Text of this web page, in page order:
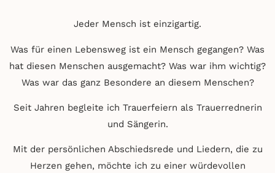
Jeder Mensch ist einzigartig.
Was für einen Lebensweg ist ein Mensch gegangen? Was
hat diesen Menschen ausgemacht? Was war ihm wichtig?
Was war das ganz Besondere an diesem Menschen?
Seit Jahren begleite ich Trauerfeiern als Trauerrednerin
und Sängerin.
Mit der persönlichen Abschiedsrede und Liedern, die zu
Herzen gehen, möchte ich zu einer würdevollen